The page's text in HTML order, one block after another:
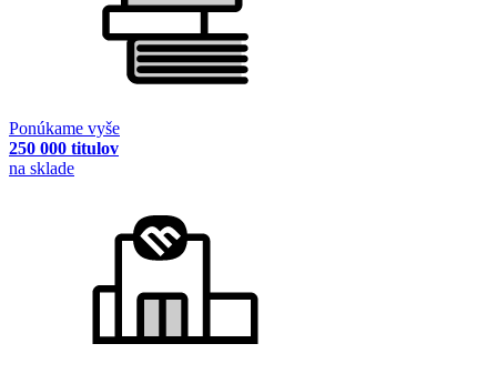
Ponúkame vyše
250 000 titulov
na sklade